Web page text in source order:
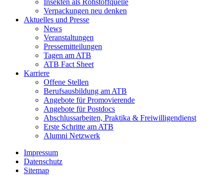
Insekten als Rohstoffquelle
Verpackungen neu denken
Aktuelles und Presse
News
Veranstaltungen
Pressemitteilungen
Tagen am ATB
ATB Fact Sheet
Karriere
Offene Stellen
Berufsausbildung am ATB
Angebote für Promovierende
Angebote für Postdocs
Abschlussarbeiten, Praktika & Freiwilligendienst
Erste Schritte am ATB
Alumni Netzwerk
Impressum
Datenschutz
Sitemap